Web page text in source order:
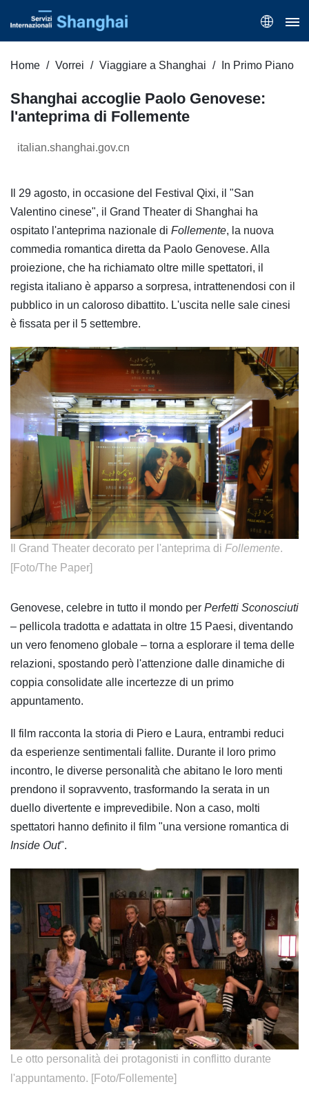
Home Vorrei Viaggiare a Shanghai In Primo Piano
Shanghai accoglie Paolo Genovese:
l'anteprima di Follemente
italian.shanghai.gov.cn
Il 29 agosto, in occasione del Festival Qixi, il "San
Valentino cinese", il Grand Theater di Shanghai ha
ospitato l'anteprima nazionale di Follemente, la nuova
commedia romantica diretta da Paolo Genovese. Alla
proiezione, che ha richiamato oltre mille spettatori, il
regista italiano è apparso a sorpresa, intrattenendosi con il
pubblico in un caloroso dibattito. L'uscita nelle sale cinesi
è fissata per il 5 settembre.
Il Grand Theater decorato per l'anteprima di Follemente.
[Foto/The Paper]​
Genovese, celebre in tutto il mondo per Perfetti Sconosciuti
– pellicola tradotta e adattata in oltre 15 Paesi, diventando
un vero fenomeno globale – torna a esplorare il tema delle
relazioni, spostando però l'attenzione dalle dinamiche di
coppia consolidate alle incertezze di un primo
appuntamento.
Il film racconta la storia di Piero e Laura, entrambi reduci
da esperienze sentimentali fallite. Durante il loro primo
incontro, le diverse personalità che abitano le loro menti
prendono il sopravvento, trasformando la serata in un
duello divertente e imprevedibile. Non a caso, molti
spettatori hanno definito il film "una versione romantica di
Inside Out".
​Le otto personalità dei protagonisti in conflitto durante
l'appuntamento. [Foto/Follemente]